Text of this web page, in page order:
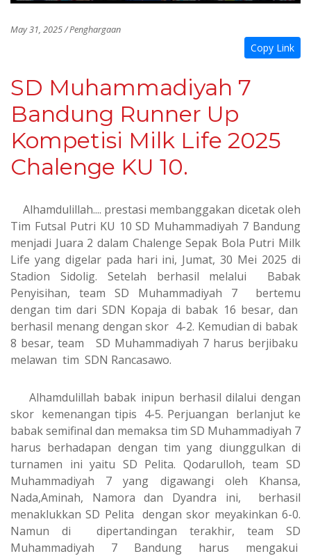
May 31, 2025 / Penghargaan
Copy Link
SD Muhammadiyah 7
Bandung Runner Up
Kompetisi Milk Life 2025
Chalenge KU 10.
Alhamdulillah.... prestasi membanggakan dicetak oleh
Tim Futsal Putri KU 10 SD Muhammadiyah 7 Bandung
menjadi Juara 2 dalam Chalenge Sepak Bola Putri Milk
Life yang digelar pada hari ini, Jumat, 30 Mei 2025 di
Stadion Sidolig. Setelah berhasil melalui Babak
Penyisihan, team SD Muhammadiyah 7 bertemu
dengan tim dari SDN Kopaja di babak 16 besar, dan
berhasil menang dengan skor 4-2. Kemudian di babak
8 besar, team SD Muhammadiyah 7 harus berjibaku
melawan tim SDN Rancasawo.
Alhamdulillah babak inipun berhasil dilalui dengan
skor kemenangan tipis 4-5. Perjuangan berlanjut ke
babak semifinal dan memaksa tim SD Muhammadiyah 7
harus berhadapan dengan tim yang diunggulkan di
turnamen ini yaitu SD Pelita. Qodarulloh, team SD
Muhammadiyah 7 yang digawangi oleh Khansa,
Nada,Aminah, Namora dan Dyandra ini, berhasil
menaklukkan SD Pelita dengan skor meyakinkan 6-0.
Namun di dipertandingan terakhir, team SD
Muhammadiyah 7 Bandung harus mengakui